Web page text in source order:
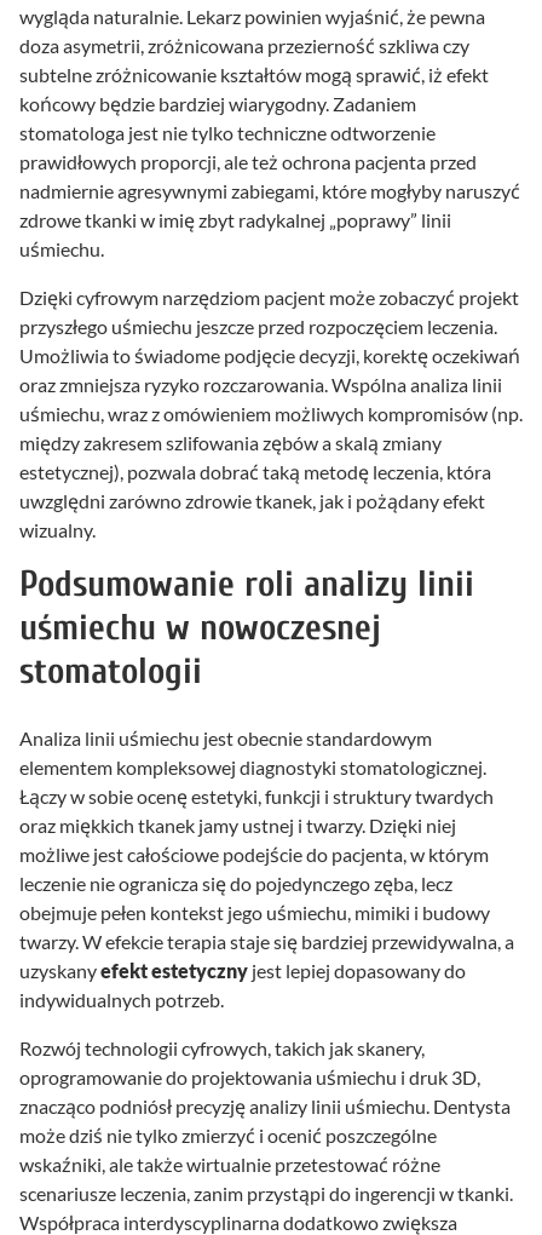
wygląda naturalnie. Lekarz powinien wyjaśnić, że pewna
doza asymetrii, zróżnicowana przezierność szkliwa czy
subtelne zróżnicowanie kształtów mogą sprawić, iż efekt
końcowy będzie bardziej wiarygodny. Zadaniem
stomatologa jest nie tylko techniczne odtworzenie
prawidłowych proporcji, ale też ochrona pacjenta przed
nadmiernie agresywnymi zabiegami, które mogłyby naruszyć
zdrowe tkanki w imię zbyt radykalnej „poprawy” linii
uśmiechu.
Dzięki cyfrowym narzędziom pacjent może zobaczyć projekt
przyszłego uśmiechu jeszcze przed rozpoczęciem leczenia.
Umożliwia to świadome podjęcie decyzji, korektę oczekiwań
oraz zmniejsza ryzyko rozczarowania. Wspólna analiza linii
uśmiechu, wraz z omówieniem możliwych kompromisów (np.
między zakresem szlifowania zębów a skalą zmiany
estetycznej), pozwala dobrać taką metodę leczenia, która
uwzględni zarówno zdrowie tkanek, jak i pożądany efekt
wizualny.
Podsumowanie roli analizy linii
uśmiechu w nowoczesnej
stomatologii
Analiza linii uśmiechu jest obecnie standardowym
elementem kompleksowej diagnostyki stomatologicznej.
Łączy w sobie ocenę estetyki, funkcji i struktury twardych
oraz miękkich tkanek jamy ustnej i twarzy. Dzięki niej
możliwe jest całościowe podejście do pacjenta, w którym
leczenie nie ogranicza się do pojedynczego zęba, lecz
obejmuje pełen kontekst jego uśmiechu, mimiki i budowy
twarzy. W efekcie terapia staje się bardziej przewidywalna, a
uzyskanyefektestetyczny jest lepiej dopasowany do
indywidualnych potrzeb.
Rozwój technologii cyfrowych, takich jak skanery,
oprogramowanie do projektowania uśmiechu i druk 3D,
znacząco podniósł precyzję analizy linii uśmiechu. Dentysta
może dziś nie tylko zmierzyć i ocenić poszczególne
wskaźniki, ale także wirtualnie przetestować różne
scenariusze leczenia, zanim przystąpi do ingerencji w tkanki.
Współpraca interdyscyplinarna dodatkowo zwiększa